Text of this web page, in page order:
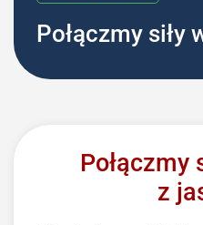
Połączmy siły
Połączmy
z